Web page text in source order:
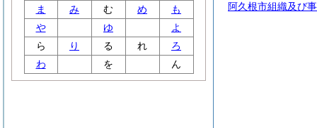
阿久根市組織及び
ま
み む め
も
や
ゆ
よ
ら
り る れ
ろ
わ
を ん